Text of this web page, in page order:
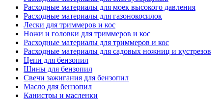
Расходные материалы для моек высокого давления
Расходные материалы для газонокосилок
Лески для триммеров и кос
Ножи и головки для триммеров и кос
Расходные материалы для триммеров и кос
Расходные материалы для садовых ножниц и кустрезов
Цепи для бензопил
Шины для бензопил
Свечи зажигания для бензопил
Масло для бензопил
Канистры и масленки